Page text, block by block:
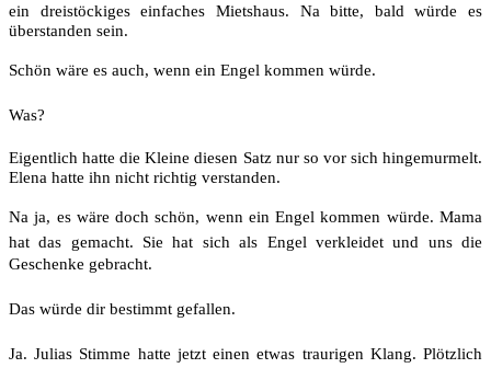
ein dreistöckiges einfaches Mietshaus. Na bitte, bald würde es
überstanden sein.
Schön wäre es auch, wenn ein Engel kommen würde.
Was?
Eigentlich hatte die Kleine diesen Satz nur so vor sich hingemurmelt.
Elena hatte ihn nicht richtig verstanden.
Na ja, es wäre doch schön, wenn ein Engel kommen würde. Mama
hat das gemacht. Sie hat sich als Engel verkleidet und uns die
Geschenke gebracht.
Das würde dir bestimmt gefallen.
Ja. Julias Stimme hatte jetzt einen etwas traurigen Klang. Plötzlich